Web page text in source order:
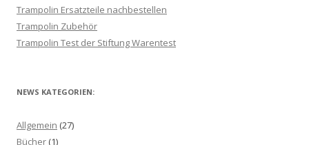
Trampolin Ersatzteile nachbestellen
Trampolin Zubehör
Trampolin Test der Stiftung Warentest
NEWS KATEGORIEN:
Allgemein (27)
Bücher (1)